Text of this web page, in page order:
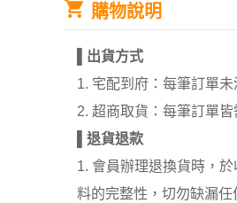
購物說明
出貨方式
1. 宅配到府：每筆訂單
2. 超商取貨：每筆訂單
退貨退款
1. 會員辦理退換貨時，
料的完整性，切勿缺漏任